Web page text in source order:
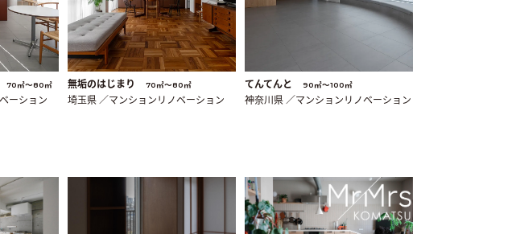
70㎡〜80㎡
ーション
無垢のはじまり 70㎡〜80㎡
埼玉県 ／マンションリノベーション
てんてんと 90㎡〜100㎡
神奈川県 ／マンションリノベーション